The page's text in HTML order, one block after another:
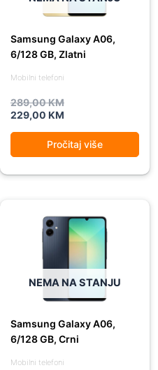
Mobilni telefoni
Samsung Galaxy A06,
6/128 GB, Zlatni
289,00KM
229,00 KM
Pročitaj više
NEMA NA STANJU
Mobilni telefoni
Samsung Galaxy A06,
6/128 GB, Crni
289,00 KM.
229,00 KM.